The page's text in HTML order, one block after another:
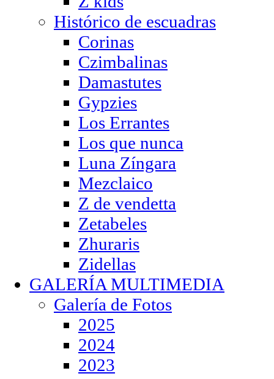
Histórico de escuadras
Corinas
Czimbalinas
Damastutes
Gypzies
Los Errantes
Los que nunca
Luna Zíngara
Mezclaico
Z de vendetta
Zetabeles
Zhuraris
Zidellas
GALERÍA MULTIMEDIA
Galería de Fotos
2025
2024
2023